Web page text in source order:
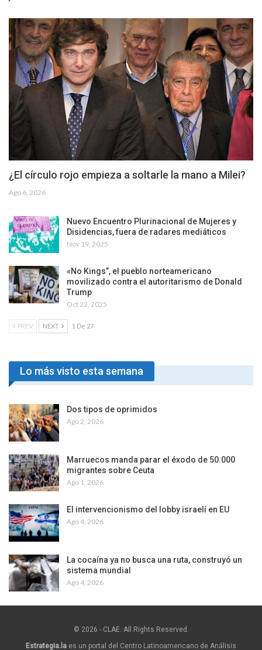
¿El círculo rojo empieza a soltarle la mano a Milei?
Ago 6, 2026
Nuevo Encuentro Plurinacional de Mujeres y
Disidencias, fuera de radares mediáticos
Nov 19, 2025
«No Kings”, el pueblo norteamericano
movilizado contra el autoritarismo de Donald
Trump
Oct 22, 2025
PREV NEXT 1 De 27
Lo más visto esta semana
Dos tipos de oprimidos
Ago 2, 2026
Marruecos manda parar el éxodo de 50.000
migrantes sobre Ceuta
Ago 1, 2026
El intervencionismo del lobby israelí en EU
Ago 4, 2026
La cocaína ya no busca una ruta, construyó un
sistema mundial
Ago 4, 2026
© 2026 - CLAE. All Rights Reserved.
Estrategia.la es un portal del Centro Latinoamericano de Análisis